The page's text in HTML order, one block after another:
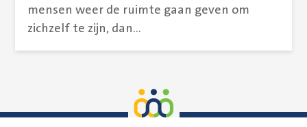
mensen weer de ruimte gaan geven om
zichzelf te zijn, dan...